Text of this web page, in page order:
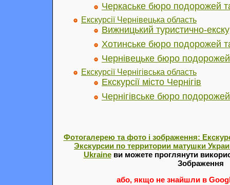
Черкаське бюро подорожей
Екскурсії Чернівецька область
Вижницький туристично-
Хотинське бюро подорожей
Чернівецьке бюро подорожей
Екскурсії Чернігівська область
Екскурсії місто Чернігів
Чернігівське бюро подорожей
Фотогалерею та фото і зображення:
Экскурсии по территории матушки
Ukraineви можете проглянути
Зображення
або, якщо не знайшли в